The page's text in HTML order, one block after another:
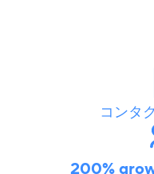
コンタ
200%